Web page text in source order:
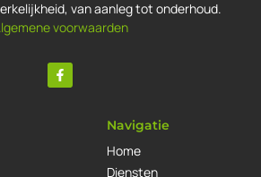
van aanleg tot onderhoud.
voorwaarden
Navigatie
Home
Diensten